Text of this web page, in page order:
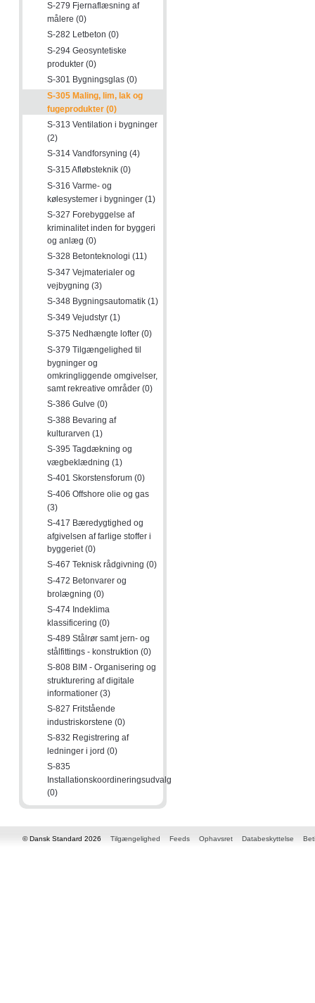
S-279 Fjernaflæsning af
målere (0)
S-282 Letbeton (0)
S-294 Geosyntetiske
produkter (0)
S-301 Bygningsglas (0)
S-305 Maling, lim, lak og
fugeprodukter (0)
S-313 Ventilation i bygninger
(2)
S-314 Vandforsyning (4)
S-315 Afløbsteknik (0)
S-316 Varme- og
kølesystemer i bygninger (1)
S-327 Forebyggelse af
kriminalitet inden for byggeri
og anlæg (0)
S-328 Betonteknologi (11)
S-347 Vejmaterialer og
vejbygning (3)
S-348 Bygningsautomatik (1)
S-349 Vejudstyr (1)
S-375 Nedhængte lofter (0)
S-379 Tilgængelighed til
bygninger og
omkringliggende omgivelser,
samt rekreative områder (0)
S-386 Gulve (0)
S-388 Bevaring af
kulturarven (1)
S-395 Tagdækning og
vægbeklædning (1)
S-401 Skorstensforum (0)
S-406 Offshore olie og gas
(3)
S-417 Bæredygtighed og
afgivelsen af farlige stoffer i
byggeriet (0)
S-467 Teknisk rådgivning (0)
S-472 Betonvarer og
brolægning (0)
S-474 Indeklima
klassificering (0)
S-489 Stålrør samt jern- og
stålfittings - konstruktion (0)
S-808 BIM - Organisering og
strukturering af digitale
informationer (3)
S-827 Fritstående
industriskorstene (0)
S-832 Registrering af
ledninger i jord (0)
S-835
Installationskoordineringsudvalg
(0)
© Dansk Standard 2026 Tilgængelighed Feeds Ophavsret Databeskyttelse